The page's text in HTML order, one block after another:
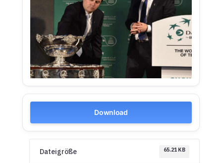
Download
Dateigröße 65.21 KB